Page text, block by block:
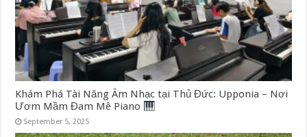
Khám Phá Tài Năng Âm Nhạc tại Thủ Đức: Upponia – Nơi
Ươm Mầm Đam Mê Piano
September 5, 2025